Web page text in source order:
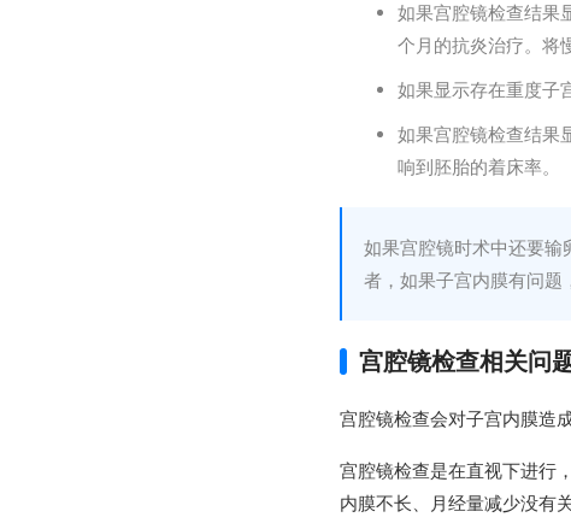
如果宫腔镜检查结果
个月的抗炎治疗。将
如果显示存在重度子
如果宫腔镜检查结果
响到胚胎的着床率。
如果宫腔镜时术中还要
者，如果子宫内膜有问题
宫腔镜检查相关问
宫腔镜检查会对子宫内膜造
宫腔镜检查是在直视下进行
内膜不长、月经量减少没有关